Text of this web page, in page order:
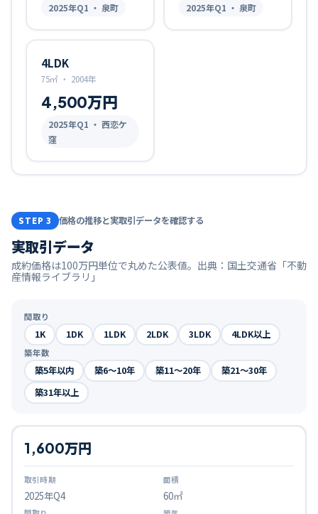
2025年Q1 ・ 泉町 2025年Q1 ・ 泉町
4LDK
75㎡ ・ 2004年
4,500万円
2025年Q1 ・ 西恋ケ
窪
STEP 3 価格の推移と実取引データを確認する
実取引データ
成約価格は100万円単位で丸めた公表値。出典：国土交通省「不動
産情報ライブラリ」
間取り
1K 1DK 1LDK 2LDK 3LDK 4LDK以上
築年数
築5年以内 築6〜10年 築11〜20年
築21〜30年
築31年以上
2025年Q4
1,600万円
60㎡